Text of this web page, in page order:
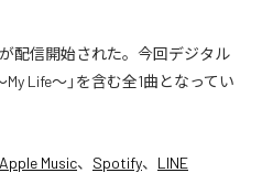
が配信開始された。今回デジタル
Life～」を含む全1曲となってい
Apple Music、 Spotify、 LINE